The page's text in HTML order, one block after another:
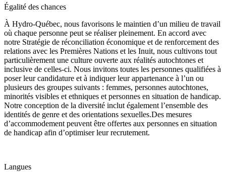
Égalité des chances
À Hydro-Québec, nous favorisons le maintien d’un milieu de travail
où chaque personne peut se réaliser pleinement. En accord avec
notre Stratégie de réconciliation économique et de renforcement des
relations avec les Premières Nations et les Inuit, nous cultivons tout
particulièrement une culture ouverte aux réalités autochtones et
inclusive de celles-ci. Nous invitons toutes les personnes qualifiées à
poser leur candidature et à indiquer leur appartenance à l’un ou
plusieurs des groupes suivants : femmes, personnes autochtones,
minorités visibles et ethniques et personnes en situation de handicap.
Notre conception de la diversité inclut également l’ensemble des
identités de genre et des orientations sexuelles.Des mesures
d’accommodement peuvent être offertes aux personnes en situation
de handicap afin d’optimiser leur recrutement.
Langues